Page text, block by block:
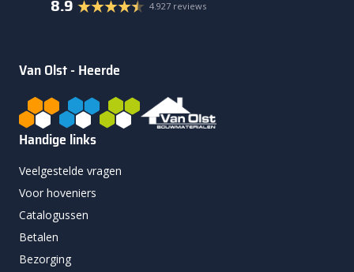
8.9 4.927 reviews
Van Olst - Heerde
Handige links
Veelgestelde vragen
Voor hoveniers
Catalogussen
Betalen
Bezorging